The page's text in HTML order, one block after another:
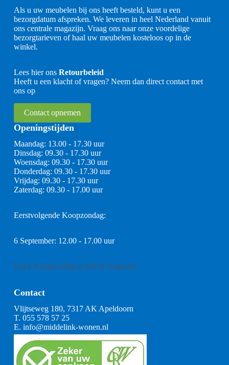
Als u uw meubelen bij ons heeft besteld, kunt u een
bezorgdatum afspreken. We leveren in heel Nederland vanuit
ons centrale magazijn. Vraag ons naar onze voordelige
bezorgtarieven of haal uw meubelen kosteloos op in de
winkel.
Lees hier ons Retourbeleid
Heeft u een klacht of vragen? Neem dan direct contact met
ons op
Contact opnemen
Openingstijden
Maandag: 13.00 - 17.30 uur
Dinsdag: 09.30 - 17.30 uur
Woensdag: 09.30 - 17.30 uur
Donderdag: 09.30 - 17.30 uur
Vrijdag: 09.30 - 17.30 uur
Zaterdag: 09.30 - 17.00 uur
Eerstvolgende Koopzondag:
6 September: 12.00 - 17.00 uur
Geen Koopzondag in Juli & Augustus
Contact
Vlijtseweg 180, 7317 AK Apeldoorn
T. 055 578 57 25
E. info@middelink-wonen.nl